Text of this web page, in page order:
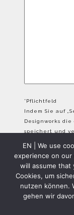
*Pflichtfeld
Indem Sie auf
Designworks
speichert und
Inhalte
GFD
EN | We use
experience on
will assume that
Cookies, um
nutzen können.
gehen wir